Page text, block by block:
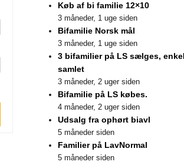
Køb af bi familie 12×10
3 måneder, 1 uge siden
Bifamilie Norsk mål
3 måneder, 1 uge siden
3 bifamilier på LS sælges,
samlet
3 måneder, 2 uger siden
Bifamilie på LS købes.
4 måneder, 2 uger siden
Udsalg fra ophørt biavl
5 måneder siden
Familier på LavNormal
5 måneder siden